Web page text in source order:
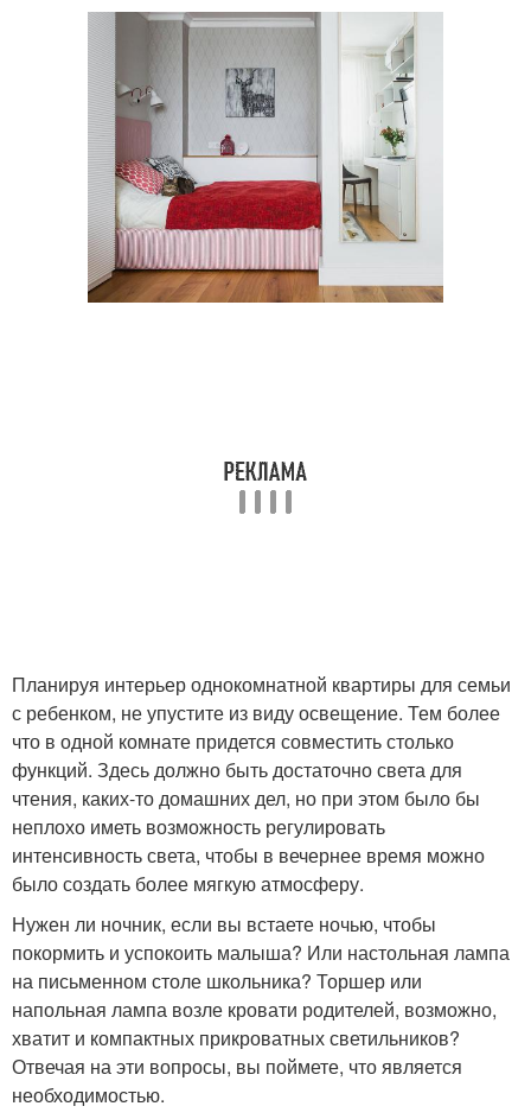
Планируя интерьер однокомнатной квартиры для семьи
с ребенком, не упустите из виду освещение. Тем более
что в одной комнате придется совместить столько
функций. Здесь должно быть достаточно света для
чтения, каких-то домашних дел, но при этом было бы
неплохо иметь возможность регулировать
интенсивность света, чтобы в вечернее время можно
было создать более мягкую атмосферу.
Нужен ли ночник, если вы встаете ночью, чтобы
покормить и успокоить малыша? Или настольная лампа
на письменном столе школьника? Торшер или
напольная лампа возле кровати родителей, возможно,
хватит и компактных прикроватных светильников?
Отвечая на эти вопросы, вы поймете, что является
необходимостью.